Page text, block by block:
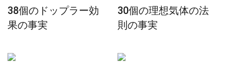
38個のドップラー効
果の事実
30個の理想気体の法
則の事実